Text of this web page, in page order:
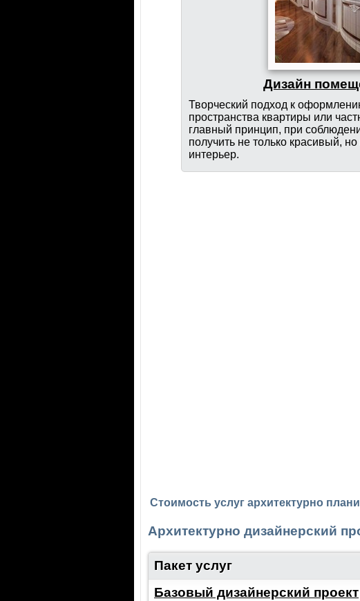
Дизайн
Творческий подход к
пространства квартиры или
главный принцип, при
получить не только красивый,
интерьер.
Стоимость услуг архитектурно
Архитектурно дизайнерский
Пакет услуг
Базовый дизайнерский проект